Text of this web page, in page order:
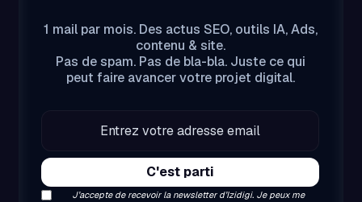
1 mail par mois. Des actus SEO, outils IA, Ads,
contenu & site.
Pas de spam. Pas de bla-bla. Juste ce qui
peut faire avancer votre projet digital.
J’accepte de recevoir la newsletter d’Izidigi. Je peux me